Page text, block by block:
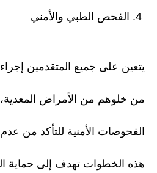
يتعين على جميع المتقدمين
من خلوهم من الأمراض المعدية،
الفحوصات الأمنية للتأكد من
هذه الخطوات تهدف إلى حماية